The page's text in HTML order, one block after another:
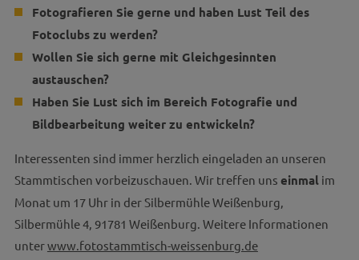
Fotografieren Sie gerne und haben Lust Teil des
Fotoclubs zu werden?
Wollen Sie sich gerne mit Gleichgesinnten
austauschen?
Haben Sie Lust sich im Bereich Fotografie und
Bildbearbeitung weiter zu entwickeln?
Interessenten sind immer herzlich eingeladen an unseren
Stammtischen vorbeizuschauen. Wir treffen uns einmalim
Monat um 17 Uhr in der Silbermühle Weißenburg,
Silbermühle 4, 91781 Weißenburg. Weitere Informationen
unterwww.fotostammtisch-weissenburg.de